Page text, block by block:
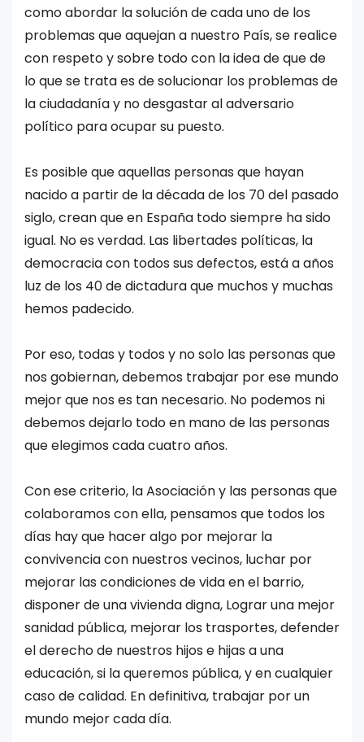
como abordar la solución de cada uno de los
problemas que aquejan a nuestro País, se realice
con respeto y sobre todo con la idea de que de
lo que se trata es de solucionar los problemas de
la ciudadanía y no desgastar al adversario
político para ocupar su puesto.
Es posible que aquellas personas que hayan
nacido a partir de la década de los 70 del pasado
siglo, crean que en España todo siempre ha sido
igual. No es verdad. Las libertades políticas, la
democracia con todos sus defectos, está a años
luz de los 40 de dictadura que muchos y muchas
hemos padecido.
Por eso, todas y todos y no solo las personas que
nos gobiernan, debemos trabajar por ese mundo
mejor que nos es tan necesario. No podemos ni
debemos dejarlo todo en mano de las personas
que elegimos cada cuatro años.
Con ese criterio, la Asociación y las personas que
colaboramos con ella, pensamos que todos los
días hay que hacer algo por mejorar la
convivencia con nuestros vecinos, luchar por
mejorar las condiciones de vida en el barrio,
disponer de una vivienda digna, Lograr una mejor
sanidad pública, mejorar los trasportes, defender
el derecho de nuestros hijos e hijas a una
educación, si la queremos pública, y en cualquier
caso de calidad. En definitiva, trabajar por un
mundo mejor cada día.